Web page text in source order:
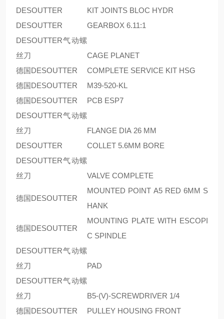
DESOUTTER
KIT JOINTS BLOC HYDR
DESOUTTER
GEARBOX 6.11:1
DESOUTTER气动螺
丝刀
CAGE PLANET
德国DESOUTTER
COMPLETE SERVICE KIT HSG
德国DESOUTTER
M39-520-KL
德国DESOUTTER
PCB ESP7
DESOUTTER气动螺
丝刀
FLANGE DIA 26 MM
DESOUTTER
COLLET 5.6MM BORE
DESOUTTER气动螺
丝刀
VALVE COMPLETE
德国DESOUTTER
MOUNTED POINT A5 RED 6MM S
HANK
德国DESOUTTER
MOUNTING PLATE WITH ESCOPI
C SPINDLE
DESOUTTER气动螺
丝刀
PAD
DESOUTTER气动螺
丝刀
B5-(V)-SCREWDRIVER 1/4
德国DESOUTTER
PULLEY HOUSING FRONT